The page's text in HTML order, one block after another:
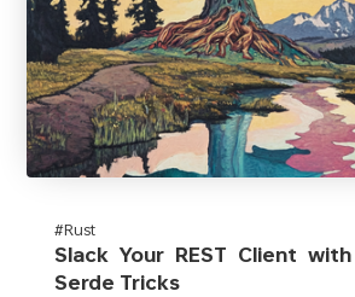
#Rust
Slack Your REST Client
Serde Tricks